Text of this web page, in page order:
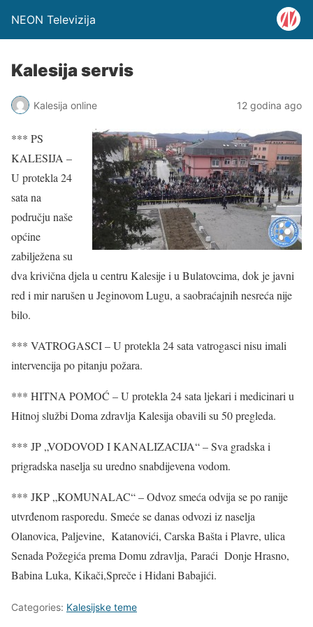
NEON Televizija
Kalesija servis
Kalesija online 12 godina ago
*** PS
KALESIJA –
U protekla 24
sata na
području naše
općine
zabilježena su
dva krivična djela u centru Kalesije i u Bulatovcima, dok je javni
red i mir narušen u Jeginovom Lugu, a saobraćajnih nesreća nije
bilo.
*** VATROGASCI – U protekla 24 sata vatrogasci nisu imali
intervencija po pitanju požara.
*** HITNA POMOĆ – U protekla 24 sata ljekari i medicinari u
Hitnoj službi Doma zdravlja Kalesija obavili su 50 pregleda.
*** JP „VODOVOD I KANALIZACIJA“ – Sva gradska i
prigradska naselja su uredno snabdijevena vodom.
*** JKP „KOMUNALAC“ – Odvoz smeća odvija se po ranije
utvrđenom rasporedu. Smeće se danas odvozi iz naselja
Olanovica, Paljevine, Katanovići, Carska Bašta i Plavre, ulica
Senada Požegića prema Domu zdravlja, Paraći Donje Hrasno,
Babina Luka, Kikači,Spreče i Hidani Babajići.
Categories: Kalesijske teme